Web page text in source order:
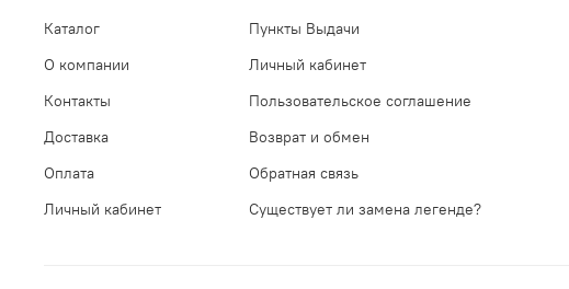
Каталог
О компании
Контакты
Доставка
Оплата
Личный кабинет
Пункты Выдачи
Личный кабинет
Пользовательское соглашение
Возврат и обмен
Обратная связь
Существует ли замена легенде?